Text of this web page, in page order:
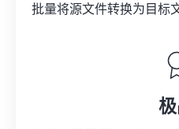
批量将源文件转换为目标